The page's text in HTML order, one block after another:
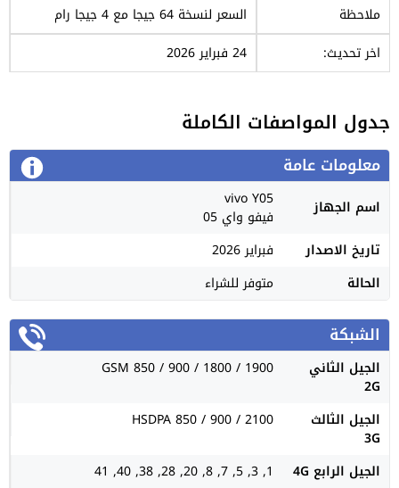
ملاحظة
السعر لنسخة 64 جيجا مع 4 جيجا رام
اخر تحديث:
24 فبراير 2026
جدول المواصفات الكاملة
معلومات عامة
اسم الجهاز vivo Y05
فيفو واي 05
تاريخ الاصدار
فبراير 2026
الحالة
متوفر للشراء
الشبكة
الجيل الثاني
2G
GSM 850 / 900 / 1800 / 1900
الجيل الثالث
3G
HSDPA 850 / 900 / 2100
الجيل الرابع 4G
1, 3, 5, 7, 8, 20, 28, 38, 40, 41